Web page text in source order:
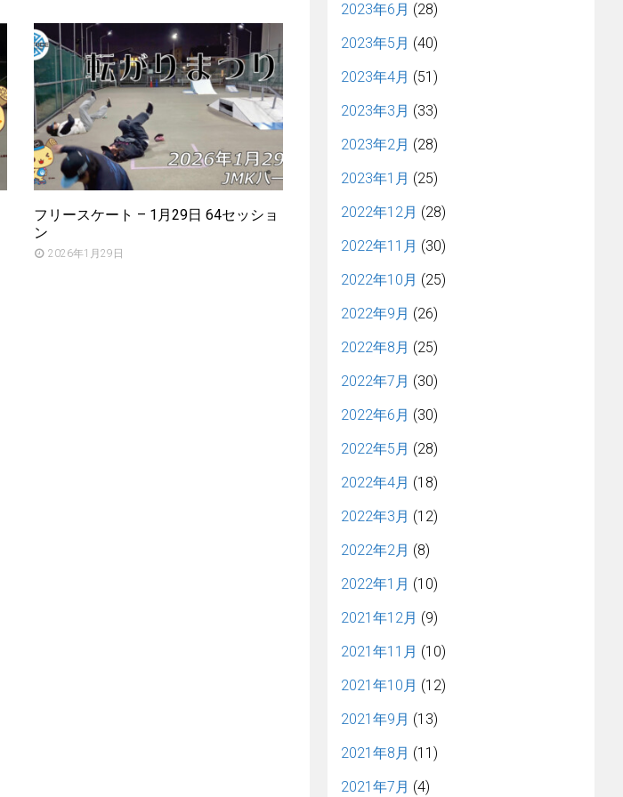
フリースケート – 1月29日 64セッショ
ン
2026年1月29日
2023年6月 (28)
2023年5月 (40)
2023年4月 (51)
2023年3月 (33)
2023年2月 (28)
2023年1月 (25)
2022年12月 (28)
2022年11月 (30)
2022年10月 (25)
2022年9月 (26)
2022年8月 (25)
2022年7月 (30)
2022年6月 (30)
2022年5月 (28)
2022年4月 (18)
2022年3月 (12)
2022年2月 (8)
2022年1月 (10)
2021年12月 (9)
2021年11月 (10)
2021年10月 (12)
2021年9月 (13)
2021年8月 (11)
2021年7月 (4)